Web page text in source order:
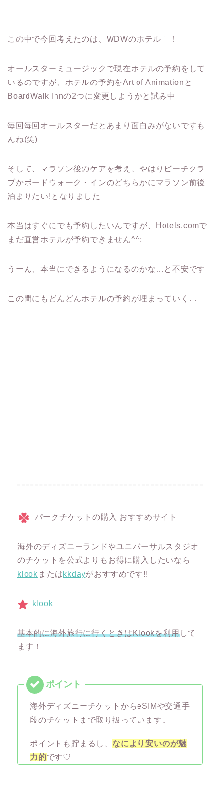
この中で今回考えたのは、WDWのホテル！！
オールスターミュージックで現在ホテルの予約をして
いるのですが、ホテルの予約をArt of Animationと
BoardWalk Innの2つに変更しようかと試み中
毎回毎回オールスターだとあまり面白みがないですも
んね(笑)
そして、マラソン後のケアを考え、やはりビーチクラ
ブかボードウォーク・インのどちらかにマラソン前後
泊まりたい!となりました
本当はすぐにでも予約したいんですが、Hotels.comで
まだ直営ホテルが予約できません^^;
うーん、本当にできるようになるのかな…と不安です
この間にもどんどんホテルの予約が埋まっていく…
パークチケットの購入 おすすめサイト
海外のディズニーランドやユニバーサルスタジオ
のチケットを公式よりもお得に購入したいなら
klook またはkkdayがおすすめです!!
klook
基本的に海外旅行に行くときはKlookを利用して
ます！
海外ディズニーチケットからeSIMや交通手
段のチケットまで取り扱っています。
ポイントも貯まるし、 なにより安いのが魅
力的です♡